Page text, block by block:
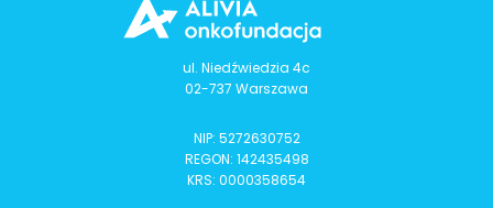
ul. Niedźwiedzia 4c
02-737 Warszawa
NIP: 5272630752
REGON: 142435498
KRS: 0000358654